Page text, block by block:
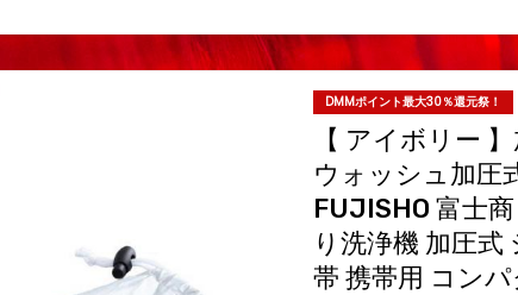
DMMポイント最大30％還元祭！
【 アイボリー
ウォッシュ加圧
FUJISHO 富士
り洗浄機 加圧
帯 携帯用 コン